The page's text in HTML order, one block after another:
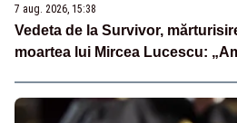
7 aug. 2026, 15:38
Vedeta de la Survivor,
moartea lui Mircea Lucescu: